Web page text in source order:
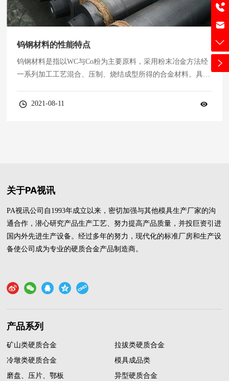
钨钢材料的性能特点
钨钢材料是指以WC与Co粉为主要原料，采用粉末冶金方法经
一系列加工工艺混合、压制、烧结成型所得的合金材料。具有
2021-08-11
关于PA视讯
PA视讯公司自1993年成立以来，密切加强与其他模具生产厂家的沟
通合作，潜心研究产品生产工艺、努力提高产品质量，并投巨资引进
国内外先进生产设备。经过多年的努力，现代化的标准厂房和生产设
备使公司成为专业的硬质合金产品制造商。
产品系列
矿山类硬质合金
拉拔类硬质合金
冷墩类硬质合金
模具成品类
磨盘、压片、鄂板
异型硬质合金